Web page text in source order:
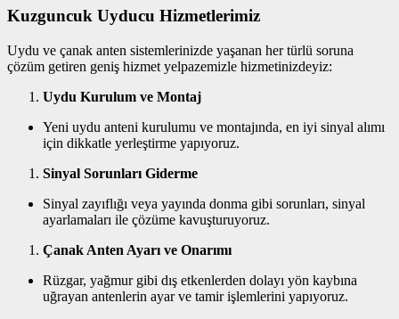
Kuzguncuk Uyducu Hizmetlerimiz
Uydu ve çanak anten sistemlerinizde yaşanan her türlü soruna
çözüm getiren geniş hizmet yelpazemizle hizmetinizdeyiz:
Uydu Kurulum ve Montaj
Yeni uydu anteni kurulumu ve montajında, en iyi sinyal alımı
için dikkatle yerleştirme yapıyoruz.
Sinyal Sorunları Giderme
Sinyal zayıflığı veya yayında donma gibi sorunları, sinyal
ayarlamaları ile çözüme kavuşturuyoruz.
Çanak Anten Ayarı ve Onarımı
Rüzgar, yağmur gibi dış etkenlerden dolayı yön kaybına
uğrayan antenlerin ayar ve tamir işlemlerini yapıyoruz.